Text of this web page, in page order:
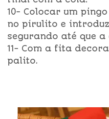
10- Colocar um
no pirulito e
segurando até que
11- Com a fita
palito.